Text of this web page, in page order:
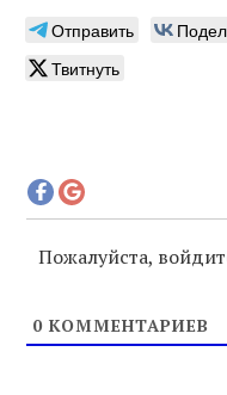
Отправить
Твитнуть
Пожалуйста,
0 КОММЕНТАРИЕВ